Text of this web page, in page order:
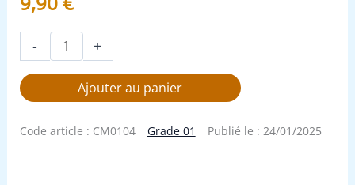
- +
Ajouter au panier
Code article : CM0104 Grade 01 Publié le : 24/01/2025